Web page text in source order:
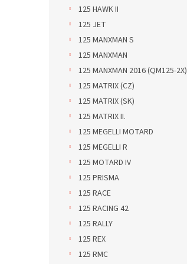
125 HAWK II
125 JET
125 MANXMAN S
125 MANXMAN
125 MANXMAN 2016 (QM125-2X)
125 MATRIX (CZ)
125 MATRIX (SK)
125 MATRIX II.
125 MEGELLI MOTARD
125 MEGELLI R
125 MOTARD IV
125 PRISMA
125 RACE
125 RACING 42
125 RALLY
125 REX
125 RMC